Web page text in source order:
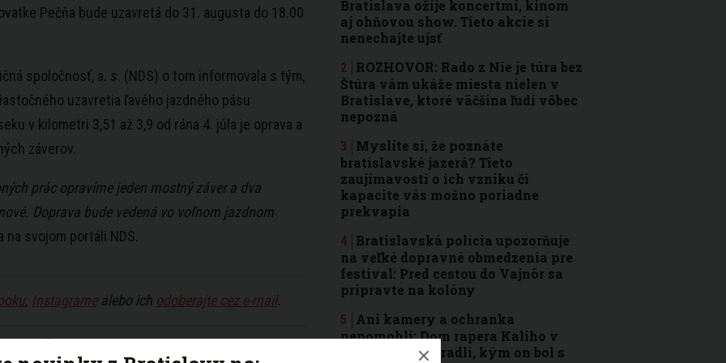
Pečňa bude uzavretá do 31. augusta do 18.00
spoločnosť, a. s. (NDS) o tom informovala s tým,
uzavretia ľavého jazdného pásu
v kilometri 3,51 až 3,9 od rána 4. júla je oprava a
záverov.
prác opravíme jeden mostný záver a dva
Doprava bude vedená vo voľnom jazdnom
na svojom portáli NDS.
, Instagramealebo ich odoberajte cez e-mail.
Bratislava ožije koncertmi, kinom
aj ohňovou show. Tieto akcie si
nenechajte ujsť
ROZHOVOR: Rado z Nie je túra bez
Štúra vám ukáže miesta nielen v
Bratislave, ktoré väčšina ľudí vôbec
nepozná
Myslíte si, že poznáte
bratislavské jazerá? Tieto
zaujímavosti o ich vzniku či
kapacite vás možno poriadne
prekvapia
Bratislavská polícia upozorňuje
na veľké dopravné obmedzenia pre
festival: Pred cestou do Vajnôr sa
pripravte na kolóny
Ani kamery a ochranka
nepomohli: Dom rapera Kaliho v
Bratislave vykradli, kým on bol s